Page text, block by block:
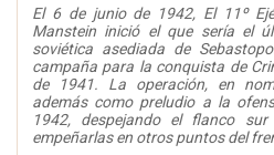
El 6 de junio de 1942, El 11º
Manstein inició el que sería el
soviética asediada de
campaña para la conquista de
de 1941. La operación, en
además como preludio a la
1942, despejando el flanco
empeñarlas en otros puntos del